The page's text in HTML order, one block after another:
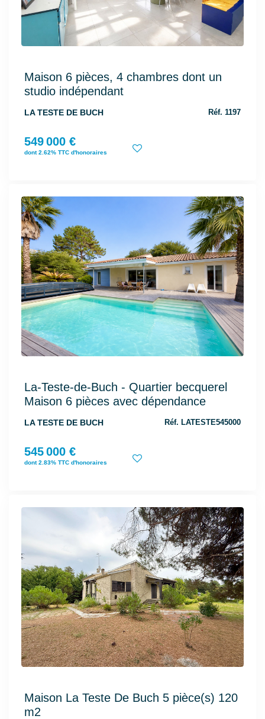
Maison 6 pièces, 4 chambres dont un
studio indépendant
LA TESTE DE BUCH Réf. 1197
549 000 €
dont 2.62% TTC d'honoraires
La-Teste-de-Buch - Quartier becquerel
Maison 6 pièces avec dépendance
LA TESTE DE BUCH Réf. LATESTE545000
545 000 €
dont 2.83% TTC d'honoraires
Maison La Teste De Buch 5 pièce(s) 120
m2